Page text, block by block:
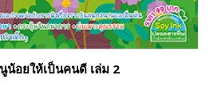
อยให้เป็นคนดี เล่ม 2